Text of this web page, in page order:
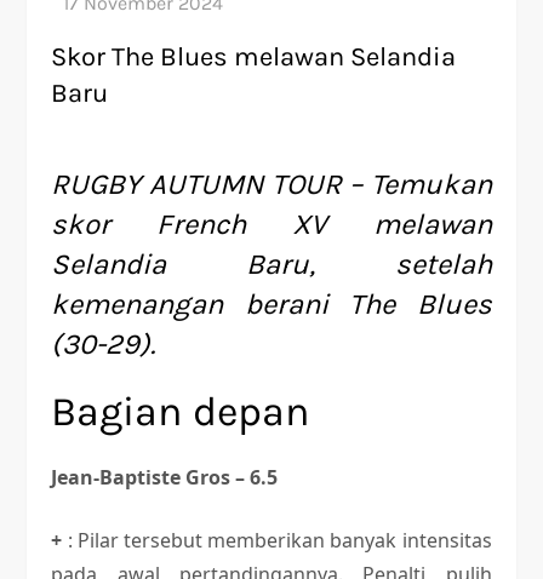
Skor The Blues melawan Selandia
Baru
RUGBY AUTUMN TOUR – Temukan
skor French XV melawan
Selandia Baru, setelah
kemenangan berani The Blues
(30-29).
Bagian depan
Jean-Baptiste Gros – 6.5
+ : Pilar tersebut memberikan banyak intensitas